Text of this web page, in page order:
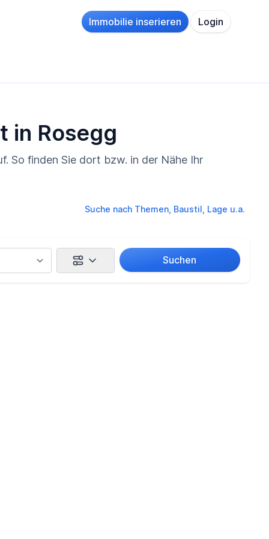
Immobilie inserieren Login
in Rosegg
So finden Sie dort bzw. in der Nähe Ihr
Suche nach Themen, Baustil, Lage u.a.
Suchen